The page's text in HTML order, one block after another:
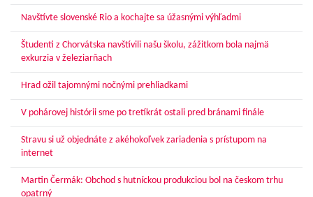
Navštívte slovenské Rio a kochajte sa úžasnými výhľadmi
Študenti z Chorvátska navštívili našu školu, zážitkom bola najmä
exkurzia v železiarňach
Hrad ožil tajomnými nočnými prehliadkami
V pohárovej histórii sme po tretíkrát ostali pred bránami finále
Stravu si už objednáte z akéhokoľvek zariadenia s prístupom na
internet
Martin Čermák: Obchod s hutníckou produkciou bol na českom trhu
opatrný